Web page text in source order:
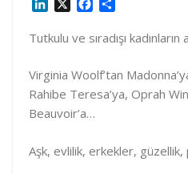
n
e
d
I
n
c
b
o
o
k
a
Tutkulu ve sıradışı
Virginia Woolf’tan
Rahibe Teresa’ya, Oprah
Beauvoir’a…
Aşk, evlilik, erkekler,